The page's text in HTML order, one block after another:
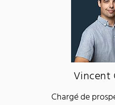
Vincent
Chargé de